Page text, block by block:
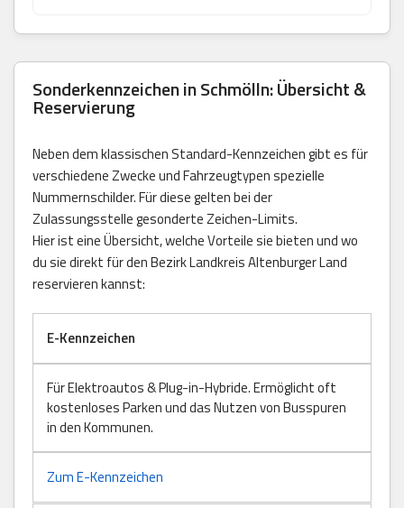
Sonderkennzeichen in Schmölln: Übersicht &
Reservierung
Neben dem klassischen Standard-Kennzeichen gibt es für
verschiedene Zwecke und Fahrzeugtypen spezielle
Nummernschilder. Für diese gelten bei der
Zulassungsstelle gesonderte Zeichen-Limits.
Hier ist eine Übersicht, welche Vorteile sie bieten und wo
du sie direkt für den Bezirk Landkreis Altenburger Land
reservieren kannst:
E-Kennzeichen
Für Elektroautos & Plug-in-Hybride. Ermöglicht oft
kostenloses Parken und das Nutzen von Busspuren
in den Kommunen.
Zum E-Kennzeichen